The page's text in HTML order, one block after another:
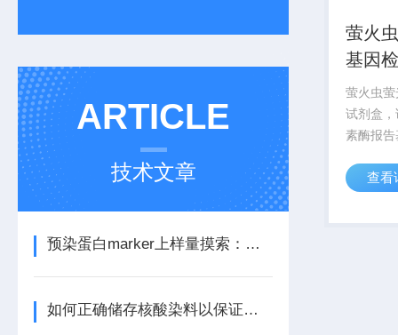
ARTICLE
技术文章
预染蛋白marker上样量摸索：太少看不清，太多拖尾怎么办？
如何正确储存核酸染料以保证其至少2年的有效期？
萤火
基因
萤火虫
试剂盒
素酶报
定的检
10-14 至
查看